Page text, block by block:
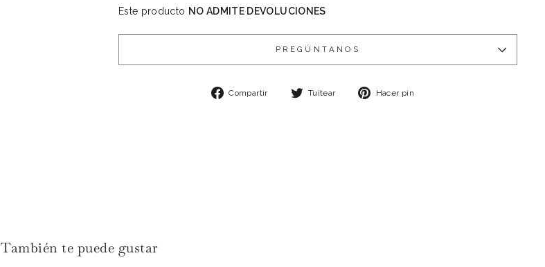
Este producto NO ADMITE DEVOLUCIONES
PREGÚNTANOS
Compartir
Compartir
Tuitear
TuitearHacer pin
También te puede gustar